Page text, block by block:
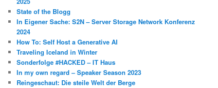
State of the Blogg
In Eigener Sache: S2N – Server Storage Network Konferenz
2024
How To: Self Host a Generative AI
Traveling Iceland in Winter
Sonderfolge #HACKED – IT Haus
In my own regard – Speaker Season 2023
Reingeschaut: Die steile Welt der Berge